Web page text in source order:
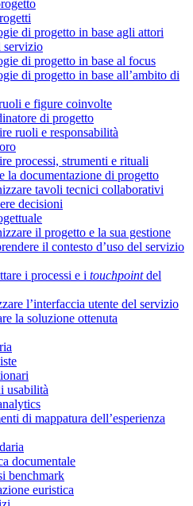
di progetto in base agli attori
servizio
di progetto in base al focus
di progetto in base all’ambito di
e figure coinvolte
di progetto
ruoli e responsabilità
processi, strumenti e rituali
la documentazione di progetto
tavoli tecnici collaborativi
decisioni
il progetto e la sua gestione
il contesto d’uso del servizio
i processi e i touchpointdel
l’interfaccia utente del servizio
la soluzione ottenuta
usabilità
di mappatura dell’esperienza
documentale
benchmark
euristica